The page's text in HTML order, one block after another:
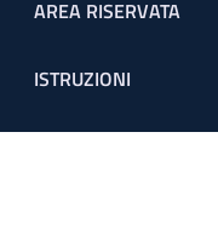
Footer menu
AREA RISERVATA
ISTRUZIONI